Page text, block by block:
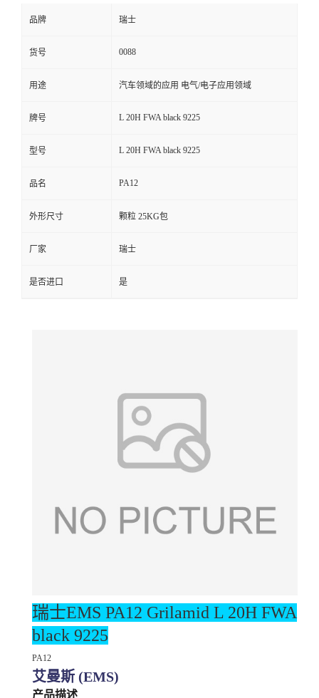
在
线
品牌 瑞士
货号 0088
用途 汽车领域的应用 电气/电子应用领域
牌号 L 20H FWA black 9225
型号 L 20H FWA black 9225
品名 PA12
外形尺寸 颗粒 25KG包
厂家 瑞士
是否进口 是
瑞士EMS PA12 Grilamid L 20H FWA
black 9225
PA12
艾曼斯 (EMS)
产品描述